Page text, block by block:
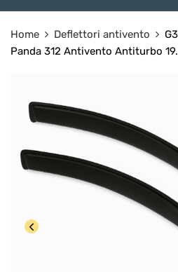
Home Deflettori antivento
Panda 312 Antivento Antiturbo